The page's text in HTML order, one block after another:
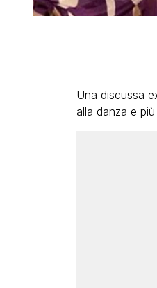
Una discussa
alla danza e